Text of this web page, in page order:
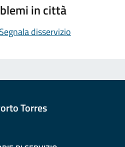
in città
disservizio
Torres